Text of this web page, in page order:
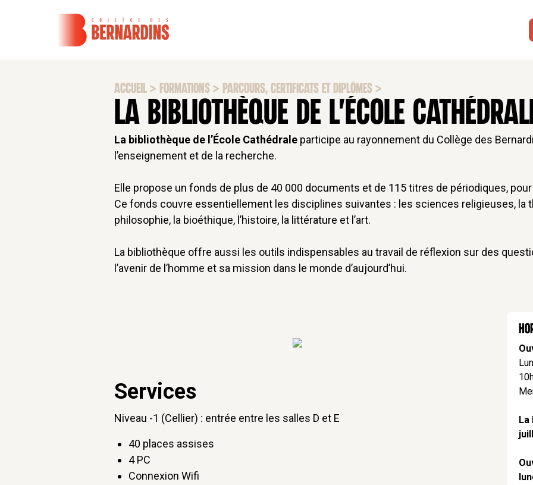
ACCUEIL > FORMATIONS > PARCOURS, CERTIFICATS ET DIPLÔMES >
LA BIBLIOTHÈQUE DE L'ÉCOLE
La bibliothèque de l’École Cathédrale participe au rayonnement du Collège des
l’enseignement et de la recherche.
Elle propose un fonds de plus de 40 000 documents et de 115 titres de périodiques,
Ce fonds couvre essentiellement les disciplines suivantes : les sciences religieuses, la
philosophie, la bioéthique, l’histoire, la littérature et l’art.
La bibliothèque offre aussi les outils indispensables au travail de réflexion sur des
l’avenir de l’homme et sa mission dans le monde d’aujourd’hui.
Services
Niveau -1 (Cellier) : entrée entre les salles D et E
40 places assises
4 PC
Connexion Wifi
La